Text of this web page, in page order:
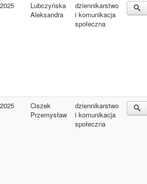
2025
Lubczyńska
Aleksandra
dziennikarstwo
i komunikacja
społeczna
2025
Ciszek
Przemysław
dziennikarstwo
i komunikacja
społeczna